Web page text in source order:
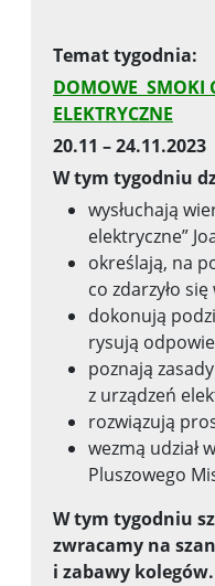
Temat tygodnia:
DOMOWE SMOKI
ELEKTRYCZNE
20.11 – 24.11.2023
W tym tygodniu
wysłuchają
elektryczne”
określają, na
co zdarzyło
dokonują
rysują
poznają
z urządzeń
rozwiązują
wezmą udział
Pluszowego
W tym tygodniu
zwracamy na
i zabawy kolegów.